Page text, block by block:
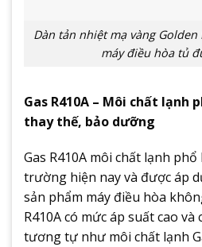
Dàn tản nhiệt mạ vàng
máy điều hòa tủ
Gas R410A – Môi chất lạnh
thay thế, bảo dưỡng
Gas R410A môi chất lạnh
trường hiện nay và được áp
sản phẩm máy điều hòa
R410A có mức áp suất cao
tương tự như môi chất lạnh